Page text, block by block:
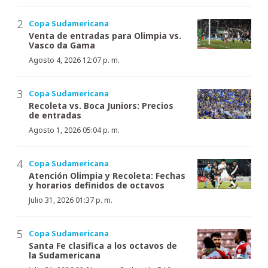
Copa Sudamericana
Venta de entradas para Olimpia vs.
Vasco da Gama
Agosto 4, 2026 12:07 p. m.
Copa Sudamericana
Recoleta vs. Boca Juniors: Precios
de entradas
Agosto 1, 2026 05:04 p. m.
Copa Sudamericana
Atención Olimpia y Recoleta: Fechas
y horarios definidos de octavos
Julio 31, 2026 01:37 p. m.
Copa Sudamericana
Santa Fe clasifica a los octavos de
la Sudamericana